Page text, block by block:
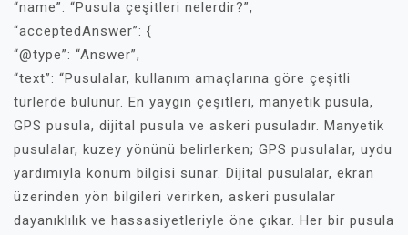
“name”: “Pusula çeşitleri nelerdir?”,
“acceptedAnswer”: {
“@type”: “Answer”,
“text”: “Pusulalar, kullanım amaçlarına göre çeşitli
türlerde bulunur. En yaygın çeşitleri, manyetik pusula,
GPS pusula, dijital pusula ve askeri pusuladır. Manyetik
pusulalar, kuzey yönünü belirlerken; GPS pusulalar, uydu
yardımıyla konum bilgisi sunar. Dijital pusulalar, ekran
üzerinden yön bilgileri verirken, askeri pusulalar
dayanıklılık ve hassasiyetleriyle öne çıkar. Her bir pusula